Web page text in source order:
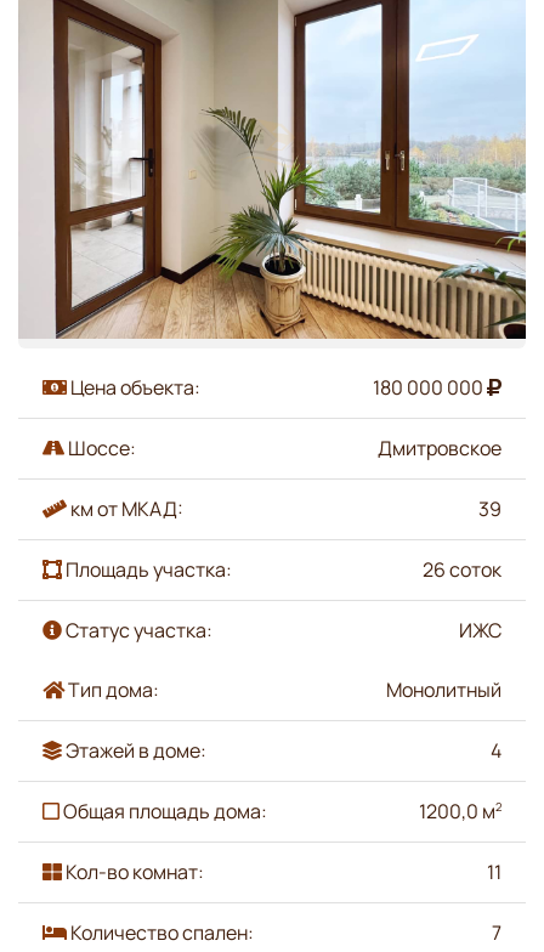
Цена объекта: 180 000 000
Шоссе: Дмитровское
км от МКАД: 39
Площадь участка: 26 соток
Статус участка: ИЖС
Тип дома: Монолитный
Этажей в доме: 4
Общая площадь дома: 1200,0 м2
Кол-во комнат: 11
Количество спален: 7